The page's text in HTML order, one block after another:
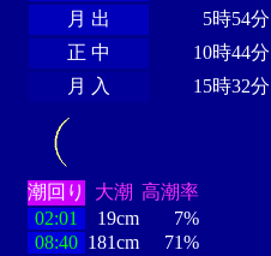
月 出
5時54分
正 中
10時44分
月 入
15時32分
潮回り 大潮 高潮率
02:01
19cm
7%
08:40 181cm
71%